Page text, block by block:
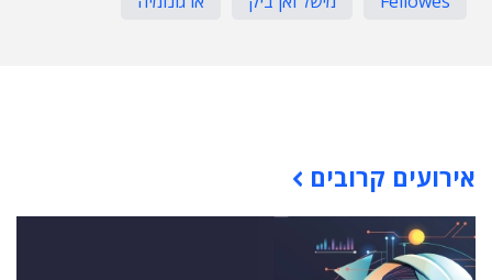
אירועים קרובים